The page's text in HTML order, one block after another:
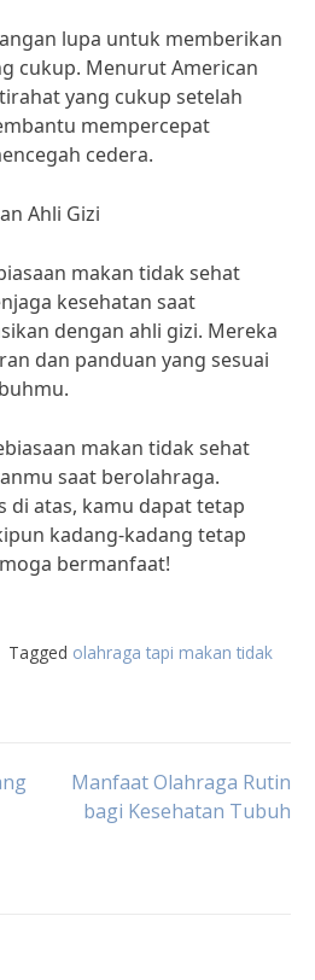
lupa untuk memberikan
cukup. Menurut American
yang cukup setelah
mempercepat
cedera.
Ahli Gizi
makan tidak sehat
kesehatan saat
dengan ahli gizi. Mereka
dan panduan yang sesuai
makan tidak sehat
saat berolahraga.
di atas, kamu dapat tetap
kadang-kadang tetap
bermanfaat!
Tagged olahraga tapi makan tidak
Manfaat Olahraga Rutin
bagi Kesehatan Tubuh